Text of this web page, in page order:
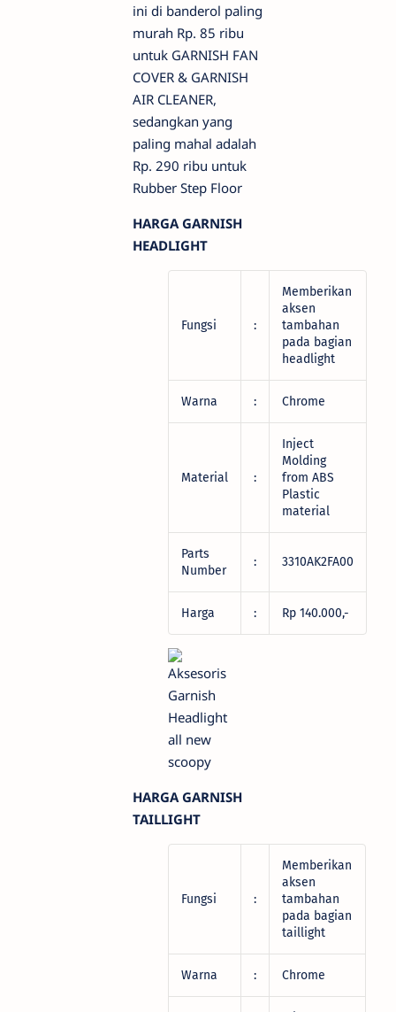
ini di banderol paling
murah Rp. 85 ribu
untuk GARNISH FAN
COVER & GARNISH
AIR CLEANER,
sedangkan yang
paling mahal adalah
Rp. 290 ribu untuk
Rubber Step Floor
HARGA GARNISH
HEADLIGHT
Fungsi :
Memberikan
aksen
tambahan
pada bagian
headlight
Warna : Chrome
Material :
Inject
Molding
from ABS
Plastic
material
Parts
Number
: 3310AK2FA00
Harga : Rp 140.000,-
HARGA GARNISH
TAILLIGHT
Fungsi :
Memberikan
aksen
tambahan
pada bagian
taillight
Warna : Chrome